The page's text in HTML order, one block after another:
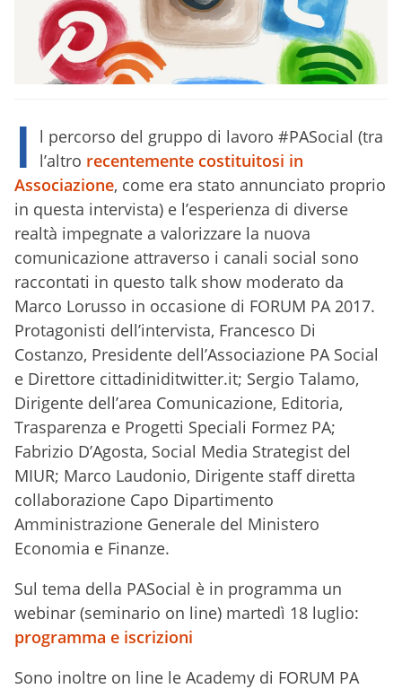
I
l percorso del gruppo di lavoro #PASocial (tra
l’altro recentemente costituitosi in
Associazione, come era stato annunciato proprio
in questa intervista) e l’esperienza di diverse
realtà impegnate a valorizzare la nuova
comunicazione attraverso i canali social sono
raccontati in questo talk show moderato da
Marco Lorusso in occasione di FORUM PA 2017.
Protagonisti dell’intervista, Francesco Di
Costanzo, Presidente dell’Associazione PA Social
e Direttore cittadiniditwitter.it; Sergio Talamo,
Dirigente dell’area Comunicazione, Editoria,
Trasparenza e Progetti Speciali Formez PA;
Fabrizio D’Agosta, Social Media Strategist del
MIUR; Marco Laudonio, Dirigente staff diretta
collaborazione Capo Dipartimento
Amministrazione Generale del Ministero
Economia e Finanze.
Sul tema della PASocial è in programma un
webinar (seminario on line) martedì 18 luglio:
programma e iscrizioni
Sono inoltre on line le Academy di FORUM PA